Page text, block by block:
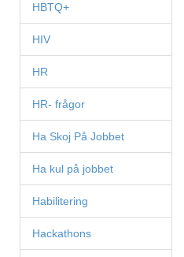
HBTQ+
HIV
HR
HR- frågor
Ha Skoj På Jobbet
Ha kul på jobbet
Habilitering
Hackathons